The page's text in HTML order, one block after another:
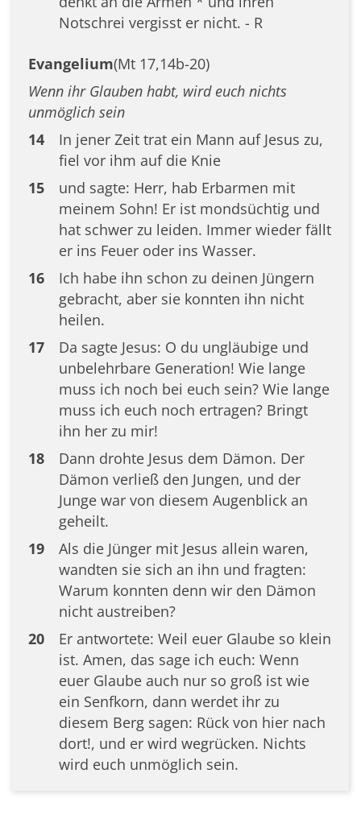
Notschrei vergisst er nicht. - R
Evangelium(Mt 17,14b-20)
Wenn ihr Glauben habt, wird euch nichts
unmöglich sein
14
In jener Zeit trat ein Mann auf Jesus zu,
fiel vor ihm auf die Knie
15
und sagte: Herr, hab Erbarmen mit
meinem Sohn! Er ist mondsüchtig und
hat schwer zu leiden. Immer wieder fällt
er ins Feuer oder ins Wasser.
16
Ich habe ihn schon zu deinen Jüngern
gebracht, aber sie konnten ihn nicht
heilen.
17
Da sagte Jesus: O du ungläubige und
unbelehrbare Generation! Wie lange
muss ich noch bei euch sein? Wie lange
muss ich euch noch ertragen? Bringt
ihn her zu mir!
18
Dann drohte Jesus dem Dämon. Der
Dämon verließ den Jungen, und der
Junge war von diesem Augenblick an
geheilt.
19
Als die Jünger mit Jesus allein waren,
wandten sie sich an ihn und fragten:
Warum konnten denn wir den Dämon
nicht austreiben?
20
Er antwortete: Weil euer Glaube so klein
ist. Amen, das sage ich euch: Wenn
euer Glaube auch nur so groß ist wie
ein Senfkorn, dann werdet ihr zu
diesem Berg sagen: Rück von hier nach
dort!, und er wird wegrücken. Nichts
wird euch unmöglich sein.